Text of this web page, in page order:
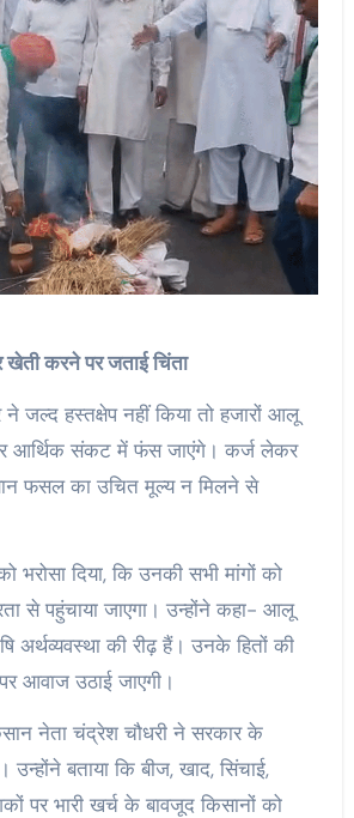
करने पर जताई चिंता
जल्द हस्तक्षेप नहीं किया तो हजारों आलू
आर्थिक संकट में फंस जाएंगे। कर्ज लेकर
फसल का उचित मूल्य न मिलने से
भरोसा दिया, कि उनकी सभी मांगों को
से पहुंचाया जाएगा। उन्होंने कहा- आलू
अर्थव्यवस्था की रीढ़ हैं। उनके हितों की
आवाज उठाई जाएगी।
नेता चंद्रेश चौधरी ने सरकार के
उन्होंने बताया कि बीज, खाद, सिंचाई,
पर भारी खर्च के बावजूद किसानों को